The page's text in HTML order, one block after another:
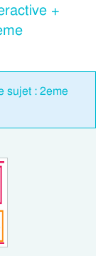
+
sujet : 2eme